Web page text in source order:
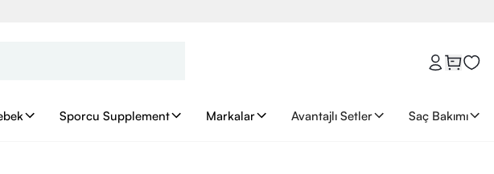
Sporcu Supplement Markalar Avantajlı Setler Saç Bakımı